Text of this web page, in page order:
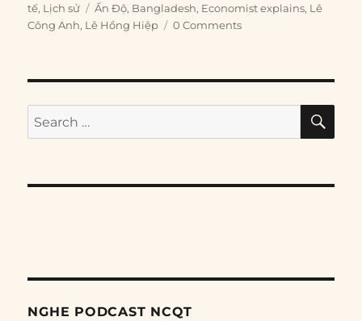
on
tế, Lịch sử Tags
Ấn Độ, Bangladesh, Economist explains, Lê
Công Anh, Lê Hồng Hiệp 0 Comments
Search
for:
NGHE PODCAST NCQT